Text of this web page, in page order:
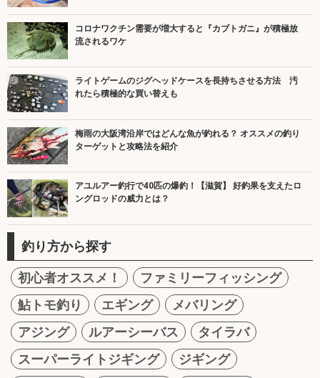
コロナワクチン需要が増大すると『カブトガニ』が積極放
流されるワケ
ライトゲームのジグヘッドケースを長持ちさせる方法 汚
れたら積極的な買い替えも
梅雨の大阪湾沿岸ではどんな魚が釣れる？ オススメの釣り
ターゲットと攻略法を紹介
アユルアー釣行で40匹の爆釣！【滋賀】 好釣果を支えたロ
ングロッドの威力とは？
釣り方から探す
初心者オススメ！
ファミリーフィッシング
鮎トモ釣り
エギング
メバリング
アジング
ルアーシーバス
タイラバ
スーパーライトジギング
ジギング